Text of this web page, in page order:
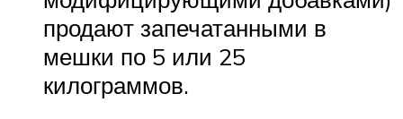
продают запечатанными в
мешки по 5 или 25
килограммов.